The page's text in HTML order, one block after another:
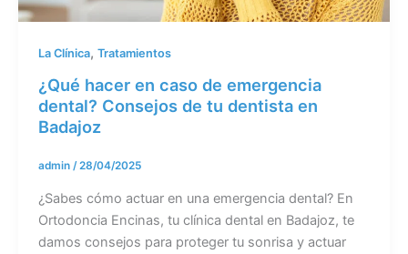
La Clínica, Tratamientos
¿Qué hacer en caso de emergencia
dental? Consejos de tu dentista en
Badajoz
admin /28/04/2025
¿Sabes cómo actuar en una emergencia dental? En
Ortodoncia Encinas, tu clínica dental en Badajoz, te
damos consejos para proteger tu sonrisa y actuar